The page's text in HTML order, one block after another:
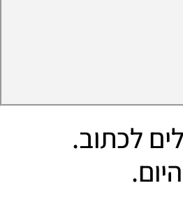
לכתוב.
היום.